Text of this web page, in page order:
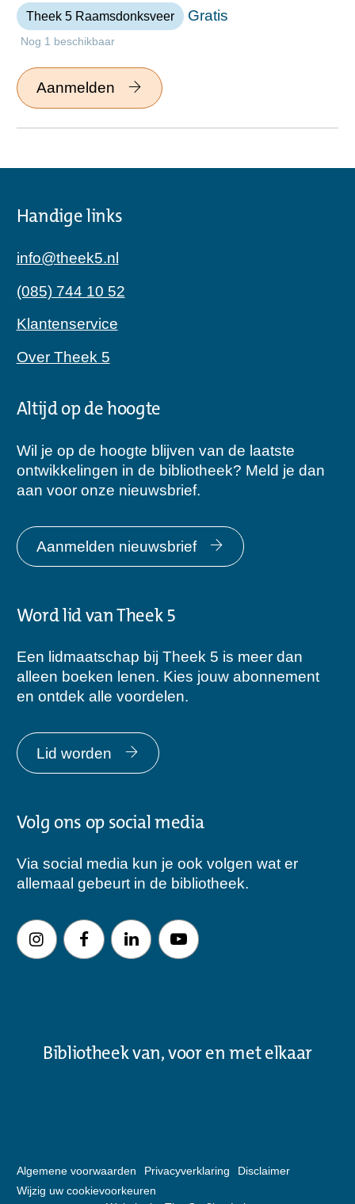
Theek 5 Raamsdonksveer Gratis
Nog 1 beschikbaar
Aanmelden
Handige links
info@theek5.nl
(085) 744 10 52
Klantenservice
Over Theek 5
Altijd op de hoogte
Wil je op de hoogte blijven van de laatste
ontwikkelingen in de bibliotheek? Meld je dan
aan voor onze nieuwsbrief.
Aanmelden nieuwsbrief
Word lid van Theek 5
Een lidmaatschap bij Theek 5 is meer dan
alleen boeken lenen. Kies jouw abonnement
en ontdek alle voordelen.
Lid worden
Volg ons op social media
Via social media kun je ook volgen wat er
allemaal gebeurt in de bibliotheek.
Bibliotheek van, voor en met elkaar
Algemene voorwaarden Privacyverklaring
Disclaimer
Wijzig uw cookievoorkeuren